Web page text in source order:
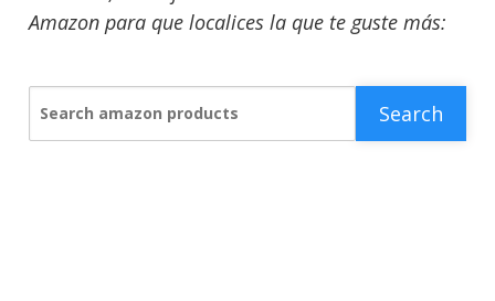
Amazon para que localices la que te guste más:
Search amazon products Search